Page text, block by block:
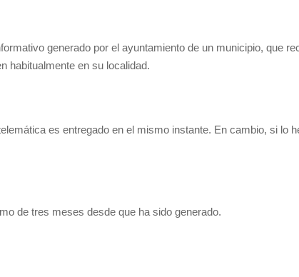
generado por el ayuntamiento de un municipio, que
habitualmente en su localidad.
es entregado en el mismo instante. En cambio, si lo
de tres meses desde que ha sido generado.